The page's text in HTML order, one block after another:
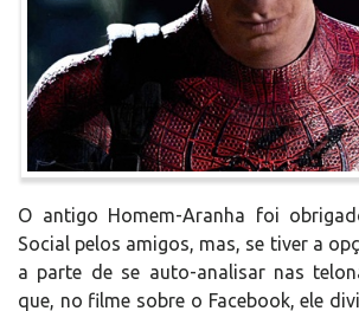
O antigo Homem-Aranha foi
Social pelos amigos, mas, se tiver a
a parte de se auto-analisar nas
que, no filme sobre o Facebook, ele